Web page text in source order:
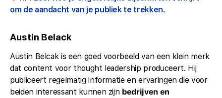
om de aandacht van je publiek te trekken.
Austin Belack
Austin Belcak is een goed voorbeeld van een klein merk
dat content voor thought leadership produceert. Hij
publiceert regelmatig informatie en ervaringen die voor
beiden interessant kunnen zijn bedrijven en